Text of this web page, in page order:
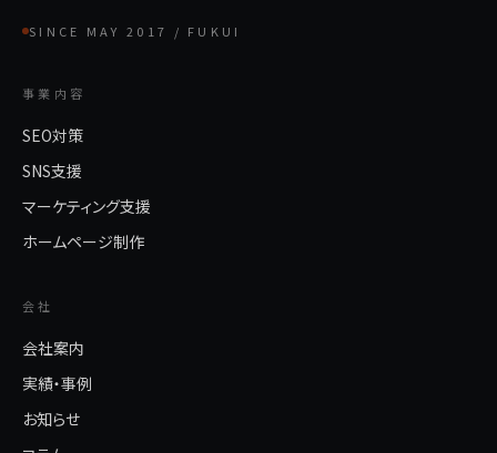
SINCE MAY 2017 / FUKUI
事業内容
SEO対策
SNS支援
マーケティング支援
ホームページ制作
会社
会社案内
実績・事例
お知らせ